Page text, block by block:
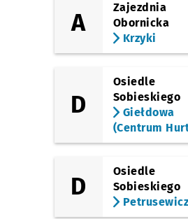
(Bierutowska)
Bierutowska (Wiadukt)
Przystanek na życzenie
(Bierutowska)
(Bierutowska)
Bierutowska NŻ
(Bierutowska)
Bierutowska 65 NŻ
(Bierutowska)
Dobroszycka NŻ
(Bierutowska)
A
Zajezdnia
Obornicka
Krzyki
D
Osiedle
Sobieskiego
Giełdowa
(Centrum
D
Osiedle
Sobieskiego